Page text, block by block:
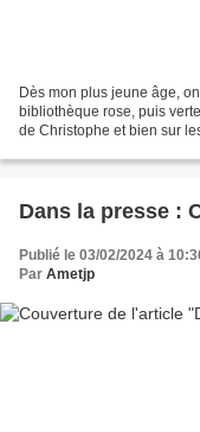
Dès mon plus jeune âge,
bibliothèque rose, puis
de Christophe et bien sur
Dans la presse :
Publié le 03/02/2024 à
Par Ametjp